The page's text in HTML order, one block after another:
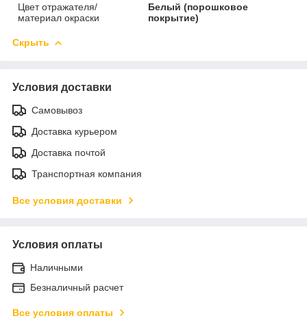
Цвет отражателя/
материал окраски
Белый (порошковое
покрытие)
Скрыть
Условия доставки
Самовывоз
Доставка курьером
Доставка почтой
Транспортная компания
Все условия доставки
Условия оплаты
Наличными
Безналичный расчет
Все условия оплаты